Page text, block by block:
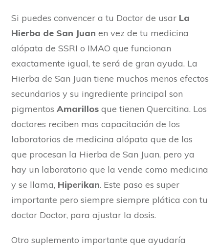
Si puedes convencer a tu Doctor de usar La
Hierba de San Juan en vez de tu medicina
alópata de SSRI o IMAO que funcionan
exactamente igual, te será de gran ayuda. La
Hierba de San Juan tiene muchos menos efectos
secundarios y su ingrediente principal son
pigmentos Amarillos que tienen Quercitina. Los
doctores reciben mas capacitación de los
laboratorios de medicina alópata que de los
que procesan la Hierba de San Juan, pero ya
hay un laboratorio que la vende como medicina
y se llama, Hiperikan. Este paso es super
importante pero siempre siempre plática con tu
doctor Doctor, para ajustar la dosis.
Otro suplemento importante que ayudaría